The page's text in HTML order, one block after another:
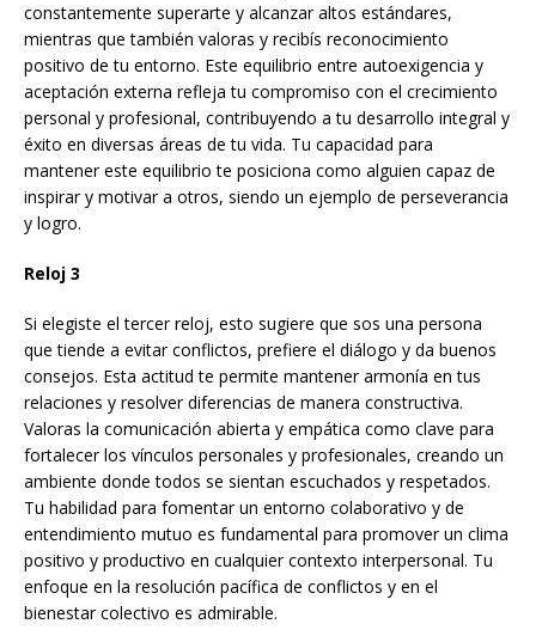
constantemente superarte y alcanzar altos estándares,
mientras que también valoras y recibís reconocimiento
positivo de tu entorno. Este equilibrio entre autoexigencia y
aceptación externa refleja tu compromiso con el crecimiento
personal y profesional, contribuyendo a tu desarrollo integral y
éxito en diversas áreas de tu vida. Tu capacidad para
mantener este equilibrio te posiciona como alguien capaz de
inspirar y motivar a otros, siendo un ejemplo de perseverancia
y logro.
Reloj 3
Si elegiste el tercer reloj, esto sugiere que sos una persona
que tiende a evitar conflictos, prefiere el diálogo y da buenos
consejos. Esta actitud te permite mantener armonía en tus
relaciones y resolver diferencias de manera constructiva.
Valoras la comunicación abierta y empática como clave para
fortalecer los vínculos personales y profesionales, creando un
ambiente donde todos se sientan escuchados y respetados.
Tu habilidad para fomentar un entorno colaborativo y de
entendimiento mutuo es fundamental para promover un clima
positivo y productivo en cualquier contexto interpersonal. Tu
enfoque en la resolución pacífica de conflictos y en el
bienestar colectivo es admirable.